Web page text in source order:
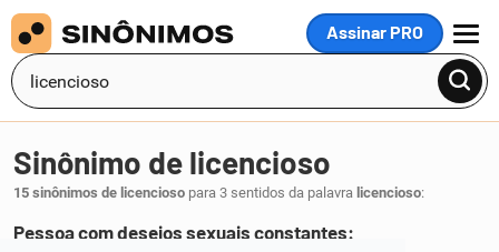
Assinar PRO
MENU
Sinônimo de licencioso
15 sinônimos de licencioso para 3 sentidos da palavra licencioso:
Pessoa com desejos sexuais constantes: